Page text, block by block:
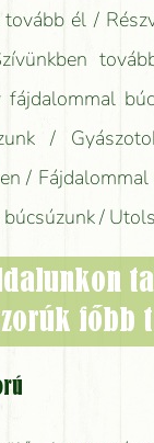
tovább él /
/
/
/
főbb